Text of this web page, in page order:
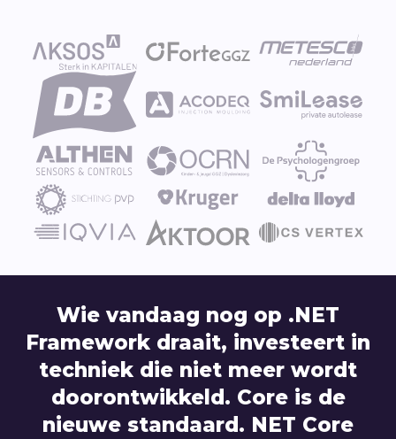
Wie vandaag nog op .NET
Framework draait, investeert in
techniek die niet meer wordt
doorontwikkeld. Core is de
nieuwe standaard. NET Core